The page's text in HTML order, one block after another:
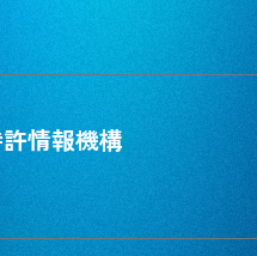
許情報機構